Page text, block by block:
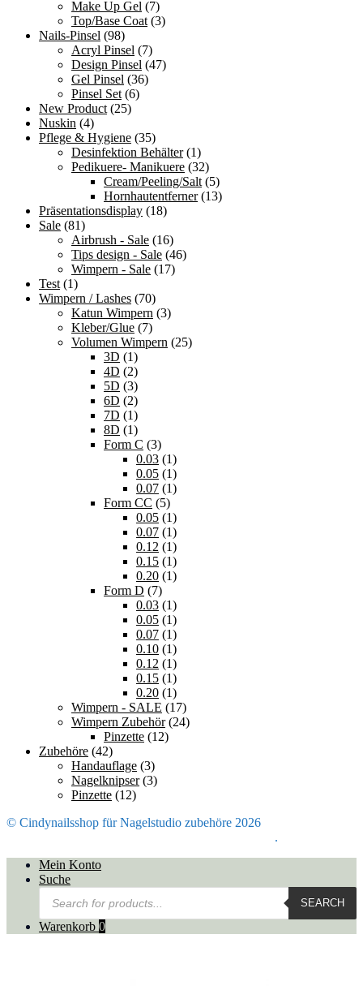
Make Up Gel (7)
Top/Base Coat (3)
Nails-Pinsel (98)
Acryl Pinsel (7)
Design Pinsel (47)
Gel Pinsel (36)
Pinsel Set (6)
New Product (25)
Nuskin (4)
Pflege & Hygiene (35)
Desinfektion Behälter (1)
Pedikuere- Manikuere (32)
Cream/Peeling/Salt (5)
Hornhautentferner (13)
Präsentationsdisplay (18)
Sale (81)
Airbrush - Sale (16)
Tips design - Sale (46)
Wimpern - Sale (17)
Test (1)
Wimpern / Lashes (70)
Katun Wimpern (3)
Kleber/Glue (7)
Volumen Wimpern (25)
3D (1)
4D (2)
5D (3)
6D (2)
7D (1)
8D (1)
Form C (3)
0.03 (1)
0.05 (1)
0.07 (1)
Form CC (5)
0.05 (1)
0.07 (1)
0.12 (1)
0.15 (1)
0.20 (1)
Form D (7)
0.03 (1)
0.05 (1)
0.07 (1)
0.10 (1)
0.12 (1)
0.15 (1)
0.20 (1)
Wimpern - SALE (17)
Wimpern Zubehör (24)
Pinzette (12)
Zubehöre (42)
Handauflage (3)
Nagelknipser (3)
Pinzette (12)
© Cindynailsshop für Nagelstudio zubehöre 2026
.
Mein Konto
Suche
Products
search
SEARCH
Warenkorb 0